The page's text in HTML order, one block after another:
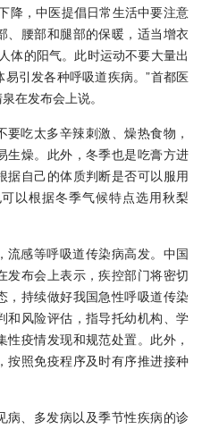
降，中医提倡日常生活中要注意
、腰部和腿部的保暖，适当增衣
体的阳气。此时运动不要大量出
引发各种呼吸道疾病。”首都医
在发布会上说。
吃太多辛辣刺激、燥热食物，
生燥。此外，冬季也是吃膏方进
据自己的体质判断是否可以服用
以根据冬季气候特点选用秋梨
流感等呼吸道传染病高发。中国
发布会上表示，疾控部门将密切
，持续做好我国急性呼吸道传染
和风险评估，指导托幼机构、学
疫情发现和规范处置。此外，
按照免疫程序及时有序推进接种
病、多发病以及季节性疾病的诊